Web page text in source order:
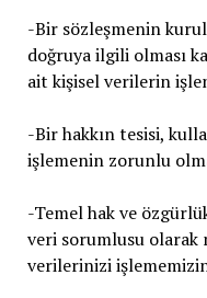
-Bir sözleşmenin
doğruya ilgili olması
ait kişisel verilerin
-Bir hakkın tesisi,
işlemenin zorunlu
-Temel hak ve
veri sorumlusu
verilerinizi